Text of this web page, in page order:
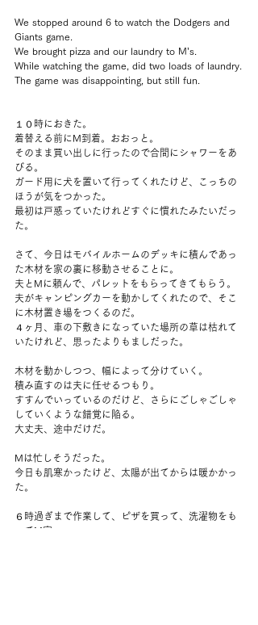
We stopped around 6 to watch the Dodgers and
Giants game.
We brought pizza and our laundry to M’s.
While watching the game, did two loads of laundry.
The game was disappointing, but still fun.
１０時におきた。
着替える前にM到着。おおっと。
そのまま買い出しに行ったので合間にシャワーをあ
びる。
ガード用に犬を置いて行ってくれたけど、こっちの
ほうが気をつかった。
最初は戸惑っていたけれどすぐに慣れたみたいだっ
た。
さて、今日はモバイルホームのデッキに積んであっ
た木材を家の裏に移動させることに。
夫とMに頼んで、パレットをもらってきてもらう。
夫がキャンピングカーを動かしてくれたので、そこ
に木材置き場をつくるのだ。
４ヶ月、車の下敷きになっていた場所の草は枯れて
いたけれど、思ったよりもましだった。
木材を動かしつつ、幅によって分けていく。
積み直すのは夫に任せるつもり。
すすんでいっているのだけど、さらにごしゃごしゃ
していくような錯覚に陥る。
大丈夫、途中だけだ。
Mは忙しそうだった。
今日も肌寒かったけど、太陽が出てからは暖かかっ
た。
６時過ぎまで作業して、ピザを買って、洗濯物をも
ってM家へ。